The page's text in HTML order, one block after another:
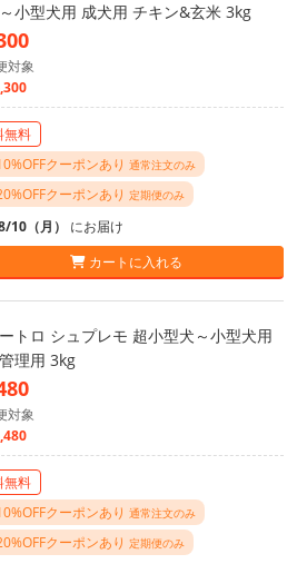
小型犬用 成犬用 チキン&玄米 3kg
対象
無料
クーポンあり 通常注文のみ
クーポンあり 定期便のみ
10（月） にお届け
カートに入れる
トロ シュプレモ 超小型犬～小型犬用
理用 3kg
対象
無料
クーポンあり 通常注文のみ
クーポンあり 定期便のみ